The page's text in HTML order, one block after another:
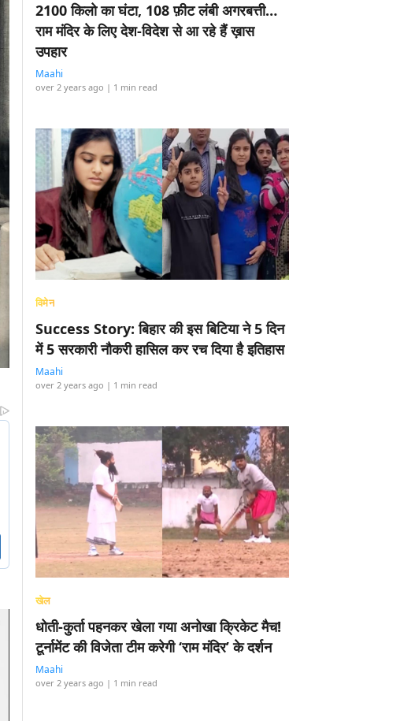
2100 किलो का घंटा, 108 फ़ीट लंबी अगरबत्ती…
राम मंदिर के लिए देश-विदेश से आ रहे हैं ख़ास
उपहार
Maahi
over 2 years ago | 1 min read
विमेन
Success Story: बिहार की इस बिटिया ने 5 दिन
में 5 सरकारी नौकरी हासिल कर रच दिया है इतिहास
Maahi
over 2 years ago | 1 min read
खेल
धोती-कुर्ता पहनकर खेला गया अनोखा क्रिकेट मैच!
टूर्नामेंट की विजेता टीम करेगी ‘राम मंदिर’ के दर्शन
Maahi
over 2 years ago | 1 min read